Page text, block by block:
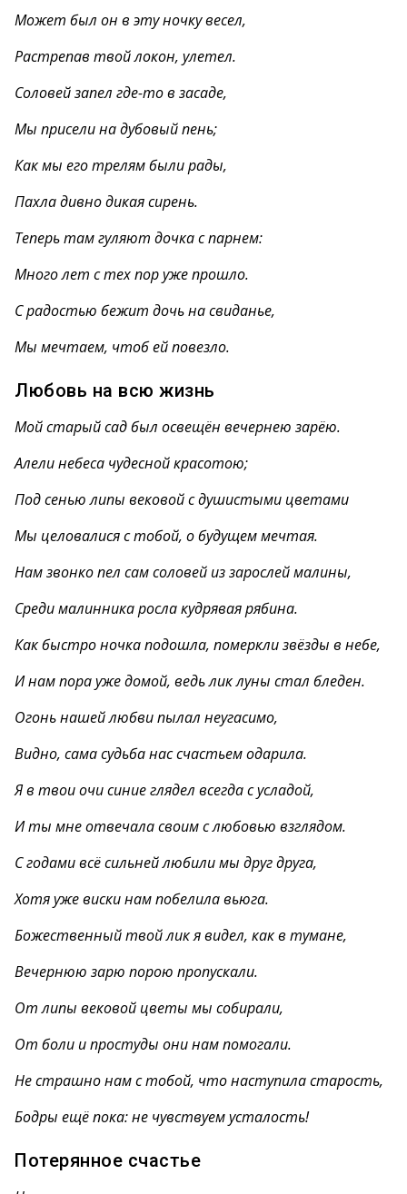
Может был он в эту ночку весел,
Растрепав твой локон, улетел.
Соловей запел где-то в засаде,
Мы присели на дубовый пень;
Как мы его трелям были рады,
Пахла дивно дикая сирень.
Теперь там гуляют дочка с парнем:
Много лет с тех пор уже прошло.
С радостью бежит дочь на свиданье,
Мы мечтаем, чтоб ей повезло.
Любовь на всю жизнь
Мой старый сад был освещён вечернею зарёю.
Алели небеса чудесной красотою;
Под сенью липы вековой с душистыми цветами
Мы целовалися с тобой, о будущем мечтая.
Нам звонко пел сам соловей из зарослей малины,
Среди малинника росла кудрявая рябина.
Как быстро ночка подошла, померкли звёзды в небе,
И нам пора уже домой, ведь лик луны стал бледен.
Огонь нашей любви пылал неугасимо,
Видно, сама судьба нас счастьем одарила.
Я в твои очи синие глядел всегда с усладой,
И ты мне отвечала своим с любовью взглядом.
С годами всё сильней любили мы друг друга,
Хотя уже виски нам побелила вьюга.
Божественный твой лик я видел, как в тумане,
Вечернюю зарю порою пропускали.
От липы вековой цветы мы собирали,
От боли и простуды они нам помогали.
Не страшно нам с тобой, что наступила старость,
Бодры ещё пока: не чувствуем усталость!
Потерянное счастье